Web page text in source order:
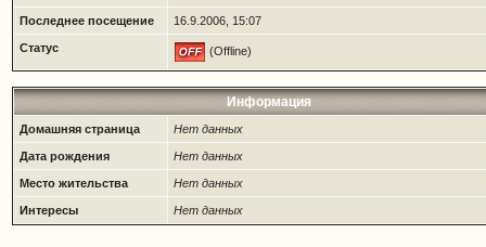
Последнее посещение 16.9.2006, 15:07
Статус (Offline)
Информация
Домашняя страница Нет данных
Дата рождения Нет данных
Место жительства Нет данных
Интересы Нет данных